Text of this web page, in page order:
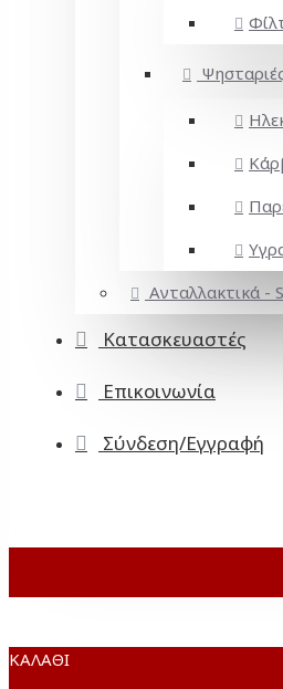
Ανταλλακτικά -
Κατασκευαστές
Επικοινωνία
Σύνδεση/Εγγραφή
ΚΑΛΆΘΙ